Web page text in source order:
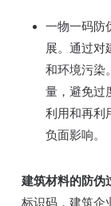
一物一码防
展。通过对
和环境污染
量，避免过
利用和再利
负面影响。
建筑材料的防伪
标识码，建筑企